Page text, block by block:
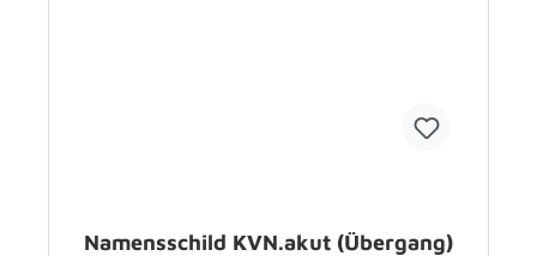
Namensschild KVN.akut (Übergang)